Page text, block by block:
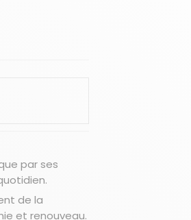
par ses
de la
et renouveau.